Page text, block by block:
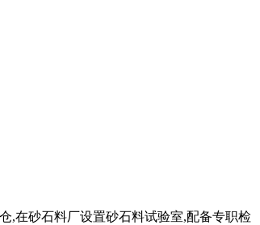
,在砂石料厂设置砂石料试验室,配备专职检